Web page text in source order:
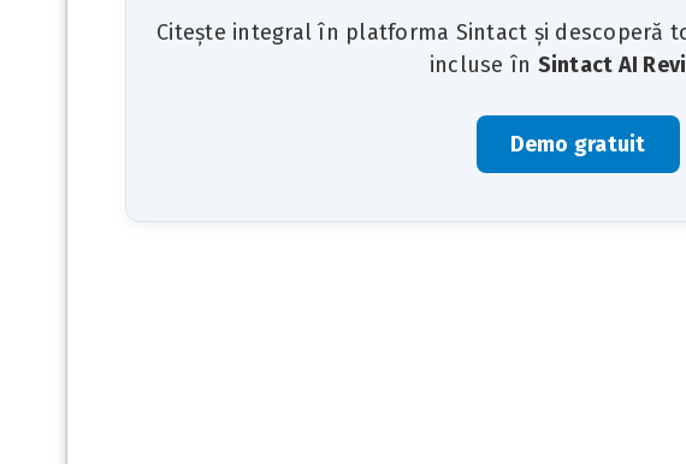
Citește integral în platforma Sintact și descoperă
incluse în Sintact AI
Demo gratuit